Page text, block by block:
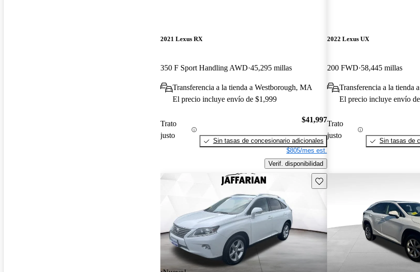
2021 Lexus RX
350 F Sport Handling AWD 45,295 millas
Transferencia a la tienda a Westborough, MA
El precio incluye envío de $1,999
Trato
justo
$41,997
Sin tasas de concesionario adicionales
$805/mes est.
Verif. disponibilidad
2022 Lexus UX
200 FWD 58,445 millas
Transferencia a la tienda
El precio incluye envío
Trato
justo
Sin tasas de
Guarda este Aviso